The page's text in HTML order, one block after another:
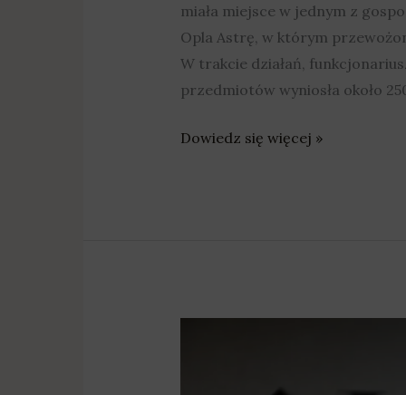
miała miejsce w jednym z
Opla Astrę, w którym
W trakcie działań,
przedmiotów wyniosła około
Dowiedz się więcej »